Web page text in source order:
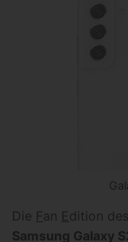
Die Fan Edition
Samsung Galaxy